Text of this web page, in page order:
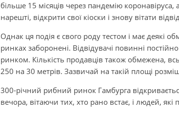
більше 15 місяців через пандемію
нарешті, відкрити свої кіоски і знову вітати
Однак ця подія є свого роду тестом і має деякі
ринках заборонені. Відвідувачі повинні
ринком. Кількість продавців також обмежена,
250 на 30 метрів. Зазвичай на такій площі
300-річний рибний ринок Гамбурга
вечора, вітаючи тих, хто рано встає, і людей,